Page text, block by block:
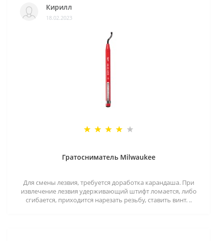
Кирилл
18.02.2023
Гратосниматель Milwaukee
Для смены лезвия, требуется доработка карандаша. При
извлечение лезвия удерживающий штифт ломается, либо
сгибается, приходится нарезать резьбу, ставить винт. ..